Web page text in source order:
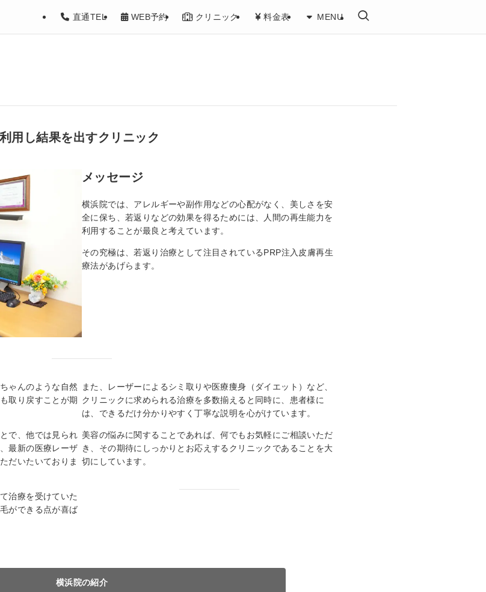
直通TEL WEB予約 クリニック 料金表 MENU
用し結果を出すクリニック
メッセージ
横浜院では、アレルギーや副作用などの心配がなく、美しさを安
全に保ち、若返りなどの効果を得るためには、人間の再生能力を
利用することが最良と考えています。
その究極は、若返り治療として注目されているPRP注入皮膚再生
療法があげらます。
ゃんのような自然
取り戻すことが期
で、他では見られ
最新の医療レーザ
だいたいておりま
治療を受けていた
ができる点が喜ば
また、レーザーによるシミ取りや医療痩身（ダイエット）など、
クリニックに求められる治療を多数揃えると同時に、患者様に
は、できるだけ分かりやすく丁寧な説明を心がけています。
美容の悩みに関することであれば、何でもお気軽にご相談いただ
き、その期待にしっかりとお応えするクリニックであることを大
切にしています。
横浜院の紹介